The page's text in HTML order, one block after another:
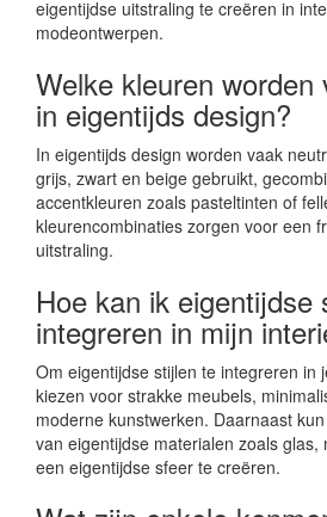
eigentijdse uitstraling te creëren in
modeontwerpen.
Welke kleuren worden
in eigentijds design?
In eigentijds design worden vaak
grijs, zwart en beige gebruikt,
accentkleuren zoals pasteltinten of
kleurencombinaties zorgen voor een
uitstraling.
Hoe kan ik eigentijdse
integreren in mijn
Om eigentijdse stijlen te integreren in
kiezen voor strakke meubels,
moderne kunstwerken. Daarnaast
van eigentijdse materialen zoals glas,
een eigentijdse sfeer te creëren.